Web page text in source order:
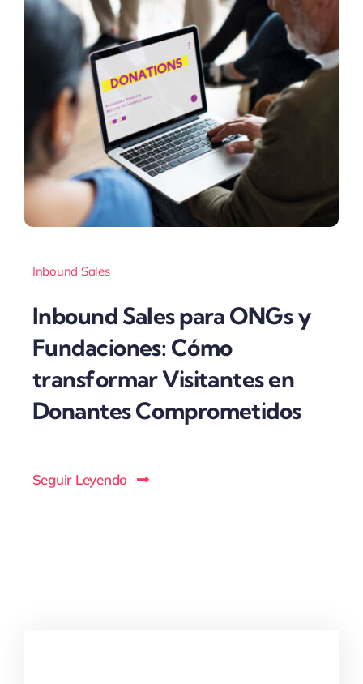
Inbound Sales
Inbound Sales para ONGs y
Fundaciones: Cómo
transformar Visitantes en
Donantes Comprometidos
Seguir Leyendo